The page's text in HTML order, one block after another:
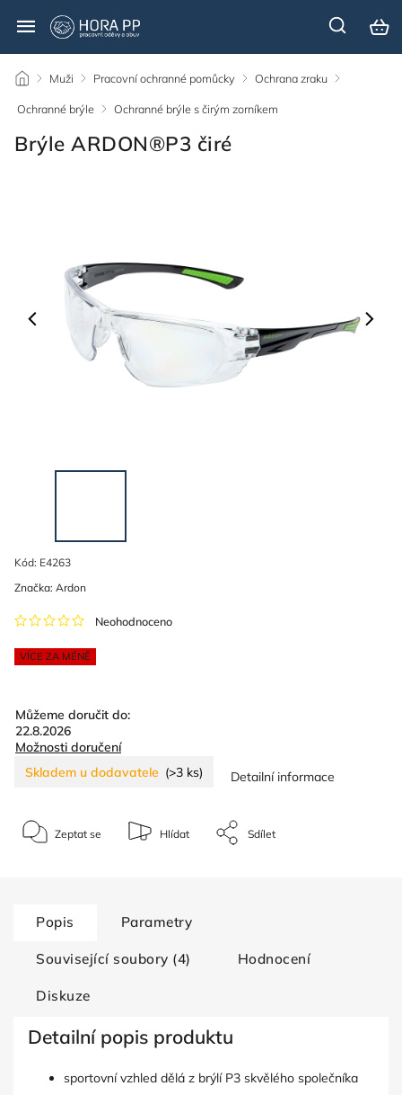
/ Muži / Pracovní ochranné pomůcky / Ochrana zraku /
Ochranné brýle / Ochranné brýle s čirým zorníkem
Brýle ARDON®P3 čiré
Kód: E4263
VÍCE ZA MÉNĚ
Neohodnoceno
Značka: Ardon
Můžeme doručit do:
22.8.2026
Možnosti doručení
Skladem u dodavatele (>3 ks) Detailní informace
Zeptat se Hlídat Sdílet
Popis Parametry
Související soubory (4) Hodnocení
Diskuze
Detailní popis produktu
sportovní vzhled dělá z brýlí P3 skvělého společníka